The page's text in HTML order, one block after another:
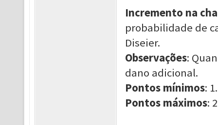
Incremento na
probabilidade de
Diseier.
Observações:
dano adicional.
Pontos mínimos: 1.
Pontos máximos: